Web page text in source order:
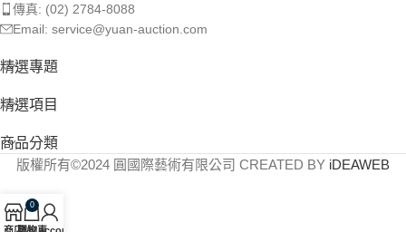
傳真: (02) 2784-8088
Email: service@yuan-auction.com
精選專題
精選項目
商品分類
版權所有©2024 圓國際藝術有限公司 CREATED BY iDEAWEB
0